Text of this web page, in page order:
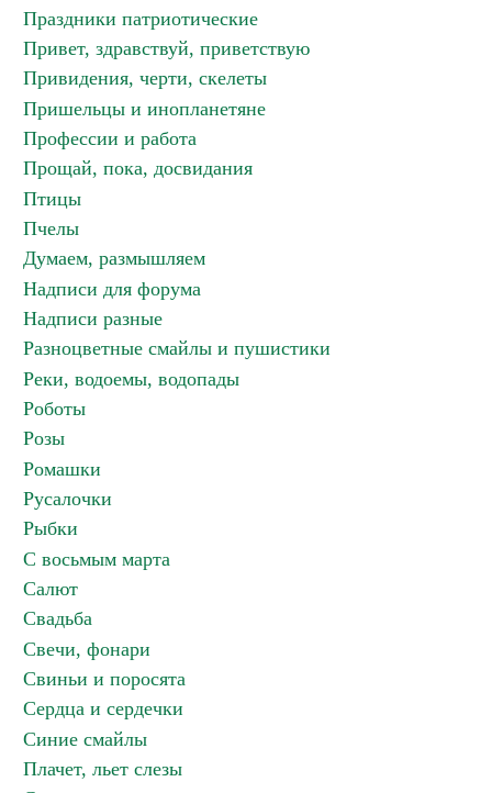
Праздники патриотические
Привет, здравствуй, приветствую
Привидения, черти, скелеты
Пришельцы и инопланетяне
Профессии и работа
Прощай, пока, досвидания
Птицы
Пчелы
Думаем, размышляем
Надписи для форума
Надписи разные
Разноцветные смайлы и пушистики
Реки, водоемы, водопады
Роботы
Розы
Ромашки
Русалочки
Рыбки
С восьмым марта
Салют
Свадьба
Свечи, фонари
Свиньи и поросята
Сердца и сердечки
Синие смайлы
Плачет, льет слезы